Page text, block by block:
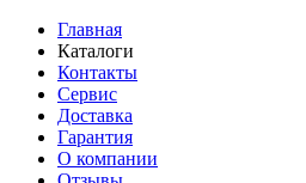
Главная
Каталоги
Контакты
Сервис
Доставка
Гарантия
О компании